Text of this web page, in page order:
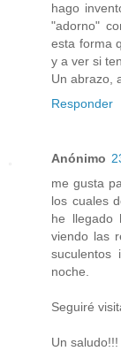
hago
"adorno"
esta forma
y a ver si
Un abrazo,
Responder
Anónimo
me gusta
los cuales
he llegado
viendo las
noche.
Seguiré
Un saludo!!!